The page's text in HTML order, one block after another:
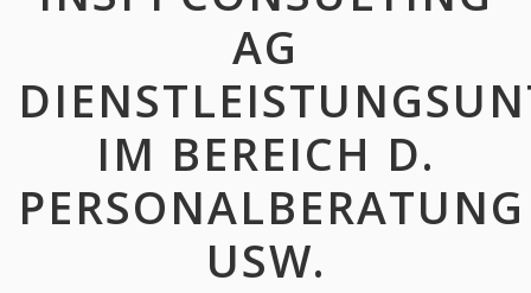
AG
IM BEREICH D.
PERSONALBERATUNG
USW.